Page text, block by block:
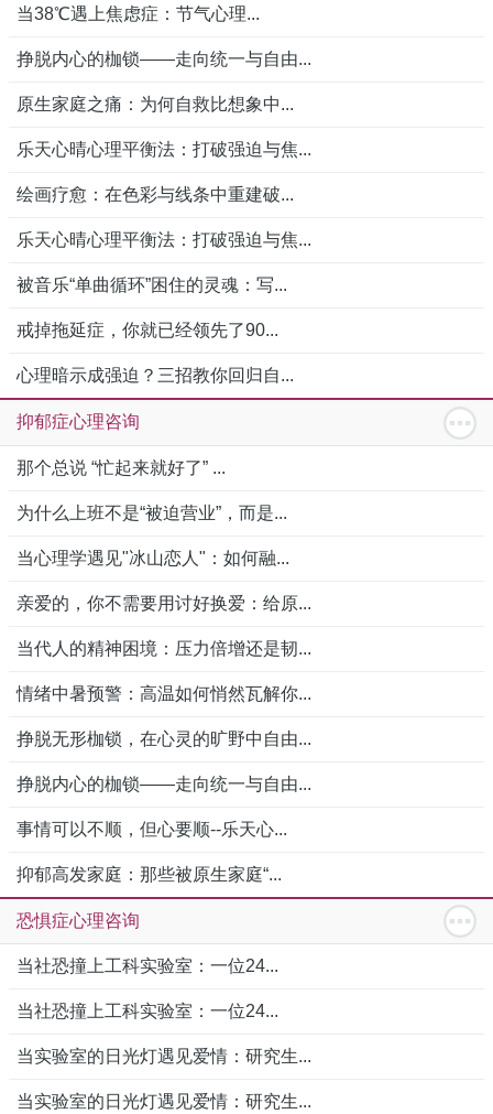
当38℃遇上焦虑症：节气心理...
挣脱内心的枷锁——走向统一与自由...
原生家庭之痛：为何自救比想象中...
乐天心晴心理平衡法：打破强迫与焦...
绘画疗愈：在色彩与线条中重建破...
乐天心晴心理平衡法：打破强迫与焦...
被音乐“单曲循环”困住的灵魂：写...
戒掉拖延症，你就已经领先了90...
心理暗示成强迫？三招教你回归自...
抑郁症心理咨询
那个总说 “忙起来就好了” ...
为什么上班不是“被迫营业”，而是...
当心理学遇见"冰山恋人"：如何融...
亲爱的，你不需要用讨好换爱：给原...
当代人的精神困境：压力倍增还是韧...
情绪中暑预警：高温如何悄然瓦解你...
挣脱无形枷锁，在心灵的旷野中自由...
挣脱内心的枷锁——走向统一与自由...
事情可以不顺，但心要顺--乐天心...
抑郁高发家庭：那些被原生家庭“...
恐惧症心理咨询
当社恐撞上工科实验室：一位24...
当社恐撞上工科实验室：一位24...
当实验室的日光灯遇见爱情：研究生...
当实验室的日光灯遇见爱情：研究生...